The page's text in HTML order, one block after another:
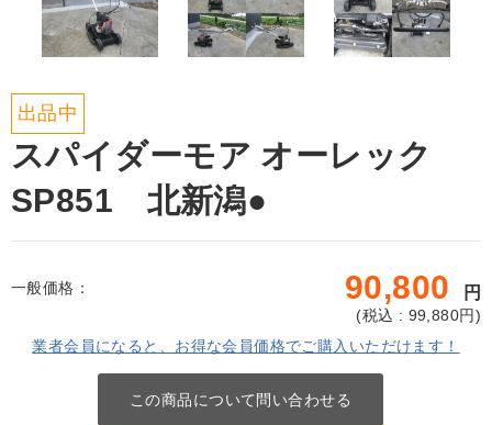
出品中
スパイダーモア オーレック
SP851 北新潟●
一般価格： 90,800 円
(税込 : 99,880円)
業者会員になると、お得な会員価格でご購入いただけます！
この商品について問い合わせる